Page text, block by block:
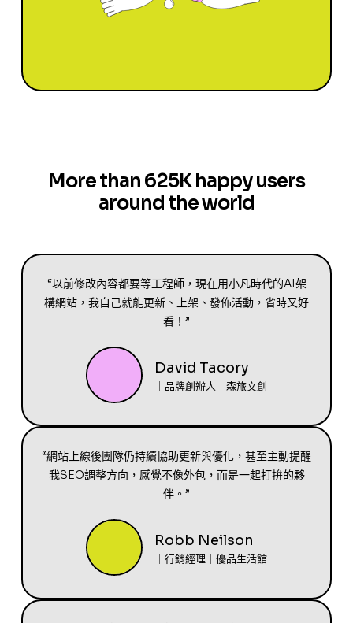
More than 625K happy users
around the world
“以前修改內容都要等工程師，現在用小凡時代的AI架
構網站，我自己就能更新、上架、發佈活動，省時又好
看！”
David Tacory
｜品牌創辦人｜森旅文創
“網站上線後團隊仍持續協助更新與優化，甚至主動提醒
我SEO調整方向，感覺不像外包，而是一起打拚的夥
伴。”
Robb Neilson
｜行銷經理｜優品生活館